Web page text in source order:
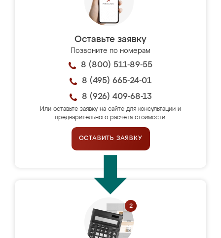
Оставьте заявку
Позвоните по номерам
8 (800) 511-89-55
8 (495) 665-24-01
8 (926) 409-68-13
Или оставьте заявку на сайте для консультации и
предварительного расчёта стоимости.
ОСТАВИТЬ ЗАЯВКУ